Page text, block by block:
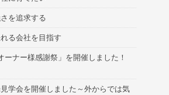
を追求する
る会社を目指す
ーナー様感謝祭」を開催しました！
学会を開催しました～外からでは気